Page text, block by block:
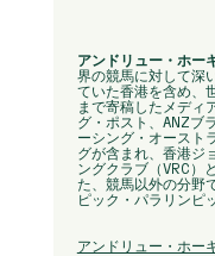
アンドリュー・ホー
界の競馬に対して深
ていた香港を含め、
まで寄稿したメディ
グ・ポスト、ANZブ
ーシング・オースト
グが含まれ、香港ジ
ングクラブ（VRC）
た、競馬以外の分野
ピック・パラリンピ
アンドリュー・ホー